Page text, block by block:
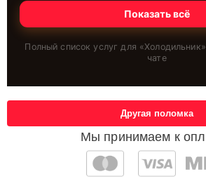
Показать всё
Полный список услуг для «Холодильник
чате
Мы принимаем к
Другая поломка